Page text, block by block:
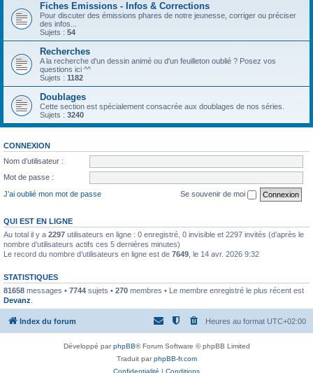
Fiches Emissions - Infos & Corrections
Pour discuter des émissions phares de notre jeunesse, corriger ou préciser
des infos...
Sujets : 54
Recherches
A la recherche d'un dessin animé ou d'un feuilleton oublié ? Posez vos
questions ici ^^
Sujets : 1182
Doublages
Cette section est spécialement consacrée aux doublages de nos séries.
Sujets : 3240
CONNEXION
Nom d’utilisateur :
Mot de passe :
J’ai oublié mon mot de passe
Se souvenir de moi
QUI EST EN LIGNE
Au total il y a 2297 utilisateurs en ligne : 0 enregistré, 0 invisible et 2297 invités (d’après le
nombre d’utilisateurs actifs ces 5 dernières minutes)
Le record du nombre d’utilisateurs en ligne est de 7649 , le 14 avr. 2026 9:32
STATISTIQUES
81658 messages • 7744 sujets • 270 membres • Le membre enregistré le plus récent est
Devanz
Index du forum Heures au format UTC+02:00
Développé parphpBB® Forum Software © phpBB Limited
Traduit parphpBB-fr.com
Confidentialité | Conditions